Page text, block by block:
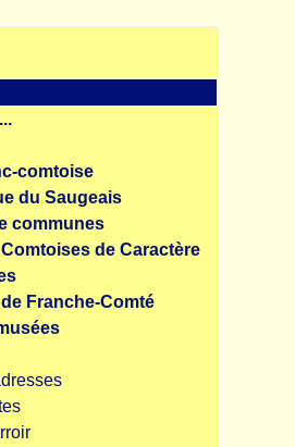
comtoise
du Saugeais
communes
de Caractère
Franche-Comté